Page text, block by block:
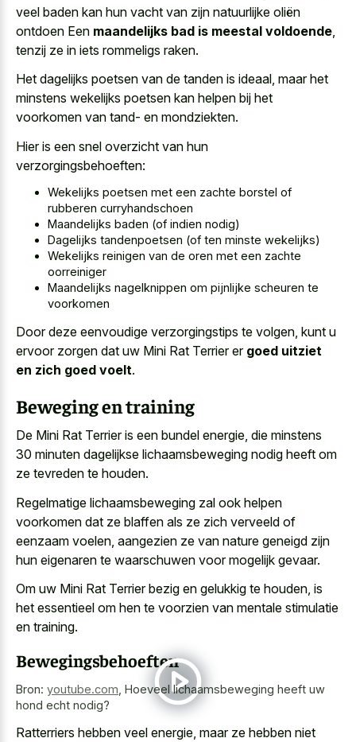
veel baden kan hun vacht van zijn natuurlijke oliën
ontdoen Een maandelijks bad is meestal voldoende
tenzij ze in iets rommeligs raken.
Het dagelijks poetsen van de tanden is ideaal, maar het
minstens wekelijks poetsen kan helpen bij het
voorkomen van tand- en mondziekten.
Hier is een snel overzicht van hun
verzorgingsbehoeften:
Wekelijks poetsen met een zachte borstel of
rubberen curryhandschoen
Maandelijks baden (of indien nodig)
Dagelijks tandenpoetsen (of ten minste wekelijks)
Wekelijks reinigen van de oren met een zachte
oorreiniger
Maandelijks nagelknippen om pijnlijke scheuren te
voorkomen
Door deze eenvoudige verzorgingstips te volgen, kunt u
ervoor zorgen dat uw Mini Rat Terrier er goed uitziet
en zich goed voelt.
Beweging en training
De Mini Rat Terrier is een bundel energie, die minstens
30 minuten dagelijkse lichaamsbeweging nodig heeft om
ze tevreden te houden.
Regelmatige lichaamsbeweging zal ook helpen
voorkomen dat ze blaffen als ze zich verveeld of
eenzaam voelen , aangezien ze van nature geneigd zijn
hun eigenaren te waarschuwen voor mogelijk gevaar.
Om uw Mini Rat Terrier bezig en gelukkig te houden, is
het essentieel om hen te voorzien van mentale stimulatie
en training.
Bewegingsbehoeften
Bron: youtube.com Hoeveel lichaamsbeweging heeft uw
hond echt nodig?
Ratterriers hebben veel energie, maar ze hebben niet